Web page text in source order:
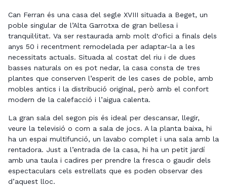
Can Ferran és una casa del segle XVIII situada a Beget, un
poble singular de l’Alta Garrotxa de gran bellesa i
tranquil·litat. Va ser restaurada amb molt d'ofici a finals dels
anys 50 i recentment remodelada per adaptar-la a les
necessitats actuals. Situada al costat del riu i de dues
basses naturals on es pot nedar, la casa consta de tres
plantes que conserven l’esperit de les cases de poble, amb
mobles antics i la distribució original, però amb el confort
modern de la calefacció i l’aigua calenta.
La gran sala del segon pis és ideal per descansar, llegir,
veure la televisió o com a sala de jocs. A la planta baixa, hi
ha un espai multifunció, un lavabo complet i una sala amb la
rentadora. Just a l’entrada de la casa, hi ha un petit jardí
amb una taula i cadires per prendre la fresca o gaudir dels
espectaculars cels estrellats que es poden observar des
d’aquest lloc.